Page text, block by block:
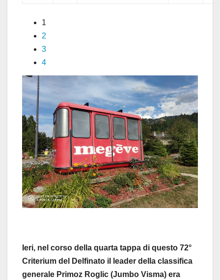
1
2
3
4
Ieri, nel corso della quarta tappa di questo 72°
Criterium del Delfinato il leader della classifica
generale Primoz Roglic (Jumbo Visma) era